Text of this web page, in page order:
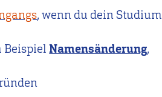
, wenn du dein Studium
BeispielNamensänderung,